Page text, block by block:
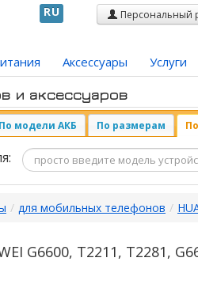
RU Персональный
Аксессуары Услуги
и аксессуаров
По модели АКБ По размерам
/ для мобильных телефонов /
G6600, T2211, T2281,